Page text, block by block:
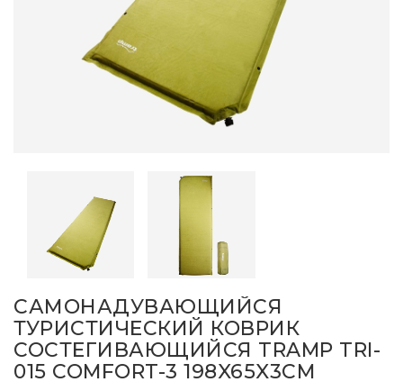
САМОНАДУВАЮЩИЙСЯ
ТУРИСТИЧЕСКИЙ КОВРИК
СОСТЕГИВАЮЩИЙСЯ TRAMP TRI-
015 COMFORT-3 198X65X3СМ